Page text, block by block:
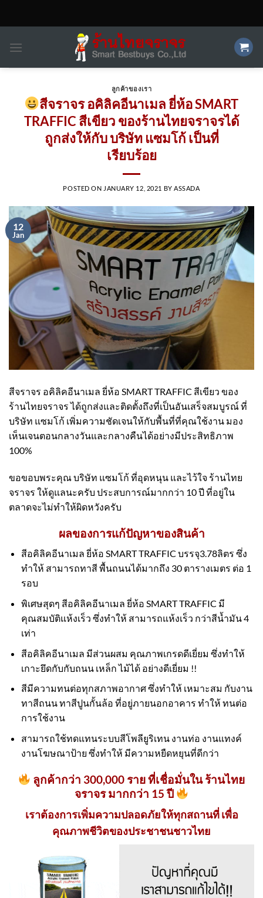
ลูกค้าของเรา
สีจราจร อคิลิคอีนาเมล ยี่ห้อ SMART
TRAFFIC สีเขียว ของร้านไทยจราจรได้
ถูกส่งให้กับ บริษัท แซมโก้ เป็นที่
เรียบร้อย
POSTED ON JANUARY 12, 2021 BY ASSADA
12
Jan
สีจราจร อคิลิคอีนาเมล ยี่ห้อ SMART TRAFFIC สีเขียว ของ
ร้านไทยจราจร ได้ถูกส่งและติดตั้งถึงที่เป็นอันเสร็จสมบูรณ์ ที่
บริษัท แซมโก้ เพิ่มความชัดเจนให้กับพื้นที่ที่คุณใช้งาน มอง
เห็นเจนตอนกลางวันและกลางคืนได้อย่างมีประสิทธิภาพ
100%
ขอขอบพระคุณ บริษัท แซมโก้ ที่อุดหนุน และไว้ใจ ร้านไทย
จราจร ให้ดูแลนะครับ ประสบการณ์มากกว่า 10 ปี ที่อยู่ใน
ตลาดจะไม่ทำให้ผิดหวังครับ
ผลของการแก้ปัญหาของสินค้า
สีอคิลิคอีนาเมล ยี่ห้อ SMART TRAFFIC บรรจุ3.78ลิตร ซึ่ง
ทำให้ สามารถทาสี พื้นถนนได้มากถึง 30 ตารางเมตร ต่อ 1
รอบ
พิเศษสุดๆ สีอคิลิคอีนาเมล ยี่ห้อ SMART TRAFFIC มี
คุณสมบัติแห้งเร็ว ซึ่งทำให้ สามารถแห้งเร็ว กว่าสีน้ำมัน 4
เท่า
สีอคิลิคอีนาเมล มีส่วนผสม คุณภาพเกรดดีเยี่ยม ซึ่งทำให้
เกาะยึดกับกับถนน เหล็ก ไม้ได้ อย่างดีเยี่ยม !!
สีมีความทนต่อทุกสภาพอากาศ ซึ่งทำให้ เหมาะสม กับงาน
ทาสีถนน ทาสีปูนกั้นล้อ ที่อยู่ภายนอกอาคาร ทำให้ ทนต่อ
การใช้งาน
สามารถใช้ทดแทนระบบสีโพลียูริเทน งานท่อ งานแทงค์
งานโฆษณาป้าย ซึ่งทำให้ มีความหยืดหยุนที่ดีกว่า
ลูกค้ากว่า 300,000 ราย ที่เชื่อมั่นใน ร้านไทย
จราจร มากกว่า 15 ปี
เราต้องการเพิ่มความปลอดภัยให้ทุกสถานที่ เพื่อ
คุณภาพชีวิตของประชาชนชาวไทย